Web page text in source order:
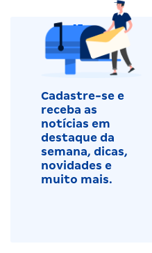
Cadastre-se e
receba as
notícias em
destaque da
semana, dicas,
novidades e
muito mais.